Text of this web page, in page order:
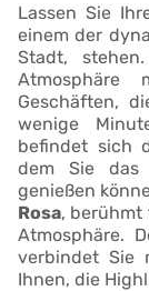
Lassen Sie
einem der
Stadt,
Atmosphäre
Geschäften,
wenige
befindet sich
dem Sie das
genießen
Rosa, berühmt
Atmosphäre.
verbindet Sie
Ihnen, die